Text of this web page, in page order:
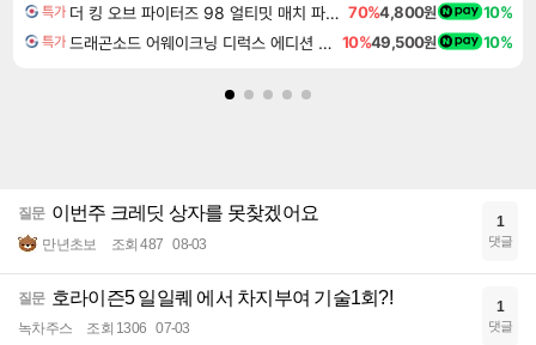
특가 더 킹 오브 파이터즈 98 얼티밋 매치 파이널 에디션 THE KING OF FIGHTERS 98 ULTIMATE MATCH FINAL EDITION 70%4,800원 10%
특가 드래곤소드 어웨이크닝 디럭스 에디션 DragonSword Awakening Deluxe Edition 10%49,500원 10%
질문 이번주 크레딧 상자를 못찾겠어요
만년초보 조회 487 08-03
1
댓글
질문 호라이즌5 일일퀘 에서 차지부여 기술1회?!
녹차주스 조회 1306 07-03
1
댓글